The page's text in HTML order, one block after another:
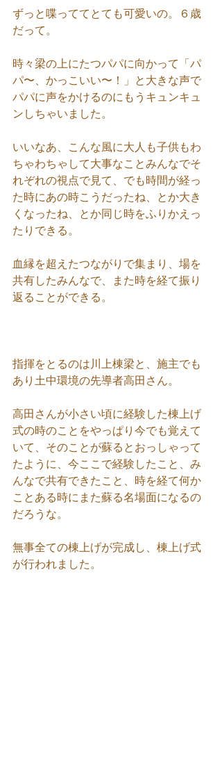
ずっと喋っててとても可愛いの。６歳
だって。
時々梁の上にたつパパに向かって「パ
パ〜、かっこいい〜！」と大きな声で
パパに声をかけるのにもうキュンキュ
ンしちゃいました。
いいなあ、こんな風に大人も子供もわ
ちゃわちゃして大事なことみんなでそ
れぞれの視点で見て、でも時間が経っ
た時にあの時こうだったね、とか大き
くなったね、とか同じ時をふりかえっ
たりできる。
血縁を超えたつながりで集まり、場を
共有したみんなで、また時を経て振り
返ることができる。
指揮をとるのは川上棟梁と、施主でも
あり土中環境の先導者高田さん。
高田さんが小さい頃に経験した棟上げ
式の時のことをやっぱり今でも覚えて
いて、そのことが蘇るとおっしゃって
たように、今ここで経験したこと、み
んなで共有できたこと、時を経て何か
ことある時にまた蘇る名場面になるの
だろうな。
無事全ての棟上げが完成し、棟上げ式
が行われました。